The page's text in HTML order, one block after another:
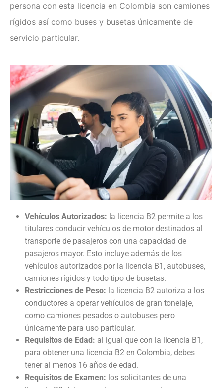
persona con esta licencia en Colombia son camiones
rígidos así como buses y busetas únicamente de
servicio particular.
Vehículos Autorizados: la licencia B2 permite a los
titulares conducir vehículos de motor destinados al
transporte de pasajeros con una capacidad de
pasajeros mayor. Esto incluye además de los
vehículos autorizados por la licencia B1, autobuses,
camiones rígidos y todo tipo de busetas.
Restricciones de Peso: la licencia B2 autoriza a los
conductores a operar vehículos de gran tonelaje,
como camiones pesados o autobuses pero
únicamente para uso particular.
Requisitos de Edad: al igual que con la licencia B1,
para obtener una licencia B2 en Colombia, debes
tener al menos 16 años de edad.
Requisitos de Examen: los solicitantes de una